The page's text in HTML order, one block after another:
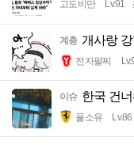
고도비만 Lv.91
계층 개사랑
전자팔찌
이슈 한국 건
풀소유 Lv.86